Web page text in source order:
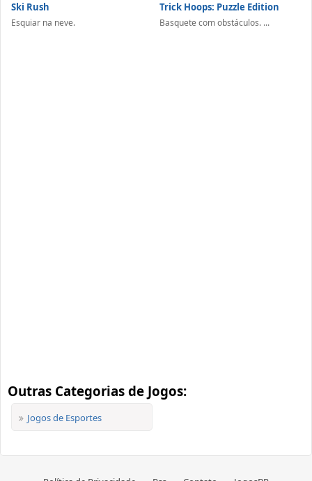
Ski Rush
Esquiar na neve.
Trick Hoops: Puzzle Edition
Basquete com obstáculos. ...
Outras Categorias de Jogos:
Jogos de Esportes